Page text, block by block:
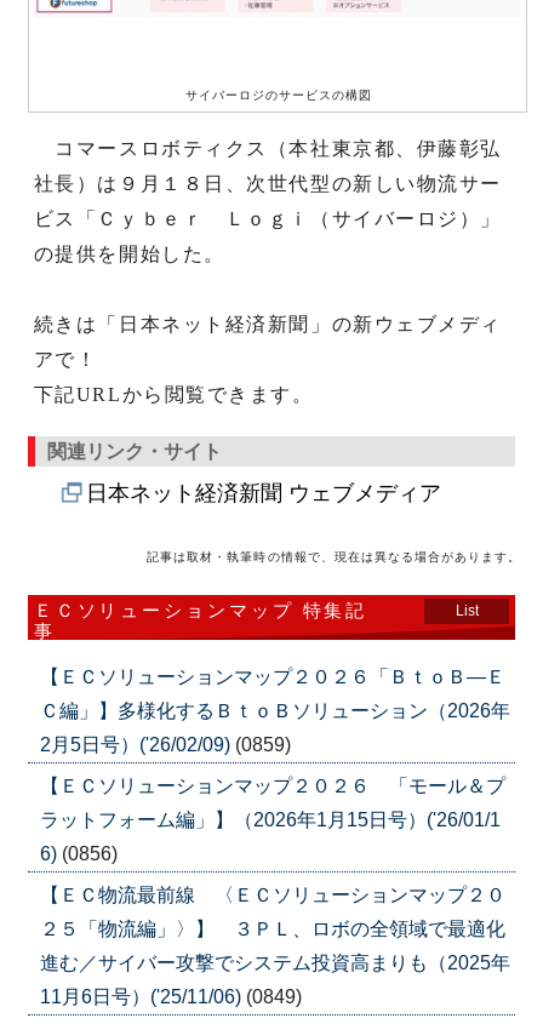
サイバーロジのサービスの構図
コマースロボティクス（本社東京都、伊藤彰弘
社長）は９月１８日、次世代型の新しい物流サー
ビス「Ｃｙｂｅｒ Ｌｏｇｉ（サイバーロジ）」
の提供を開始した。
続きは「日本ネット経済新聞」の新ウェブメディ
アで！
下記URLから閲覧できます。
関連リンク・サイト
日本ネット経済新聞 ウェブメディア
記事は取材・執筆時の情報で、現在は異なる場合があります。
ＥＣソリューションマップ 特集記
事
List
【ＥＣソリューションマップ２０２６「ＢｔｏＢ―Ｅ
Ｃ編」】多様化するＢｔｏＢソリューション（2026年
2月5日号）('26/02/09) (0859)
【ＥＣソリューションマップ２０２６ 「モール＆プ
ラットフォーム編」】（2026年1月15日号）('26/01/1
6) (0856)
【ＥＣ物流最前線 〈ＥＣソリューションマップ２０
２５「物流編」〉】 ３ＰＬ、ロボの全領域で最適化
進む／サイバー攻撃でシステム投資高まりも（2025年
11月6日号）('25/11/06) (0849)